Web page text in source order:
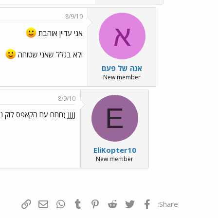
א
אנה של פעם
New member
8/9/10
אני עדיין אוהבת
ולא בגלל שאני שטוחה
E
EliKopter10
New member
8/9/10
JJJJ (חחח עם הקאפס לוק נעול)...
Share: פייסבוק Twitter
Reddit
Pinterest
Tumblr
WhatsAppדואר אלקטרוני